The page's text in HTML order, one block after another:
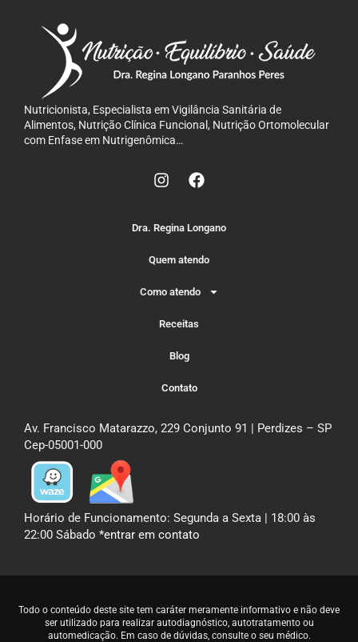
Nutricionista, Especialista em Vigilância Sanitária de
Alimentos, Nutrição Clínica Funcional, Nutrição Ortomolecular
com Enfase em Nutrigenômica…
Dra. Regina Longano
Quem atendo
Como atendo
Receitas
Blog
Contato
Av. Francisco Matarazzo, 229 Conjunto 91 | Perdizes – SP
Cep-05001-000
Horário de Funcionamento: Segunda a Sexta | 18:00 às
22:00 Sábado *entrar em contato
Todo o conteúdo deste site tem caráter meramente informativo e não deve
ser utilizado para realizar autodiagnóstico, autotratamento ou
automedicação. Em caso de dúvidas, consulte o seu médico.